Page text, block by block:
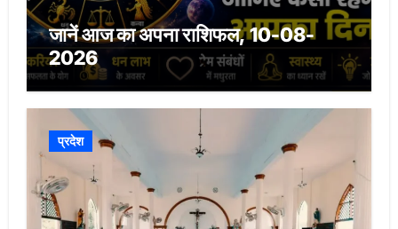
जानें आज का अपना राशिफल, 10-08-
2026
प्रदेश